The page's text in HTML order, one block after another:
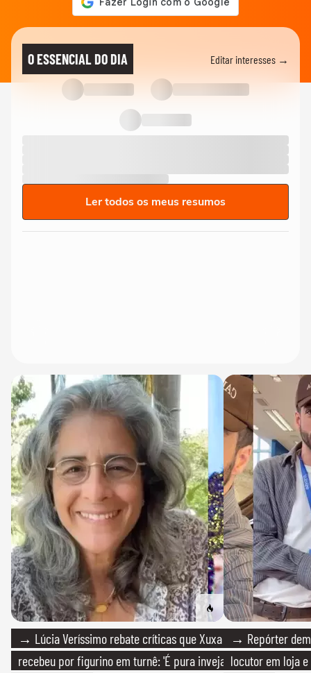
O ESSENCIAL DO DIA Editar interesses →
Ler todos os meus resumos
→ Lúcia Veríssimo rebate críticas que Xuxa
recebeu por figurino em turnê: 'É pura inveja
→ Repórter
locutor em loja